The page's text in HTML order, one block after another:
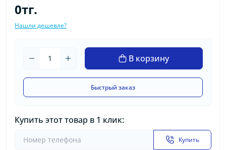
0тг.
Нашли дешевле?
В корзину
Быстрый заказ
Купить этот товар в 1 клик:
Купить